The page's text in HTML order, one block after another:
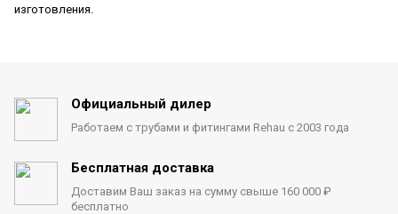
изготовления.
Официальный дилер
Работаем с трубами и фитингами Rehau с 2003 года
Бесплатная доставка
Доставим Ваш заказ на сумму свыше 160 000 ₽
бесплатно